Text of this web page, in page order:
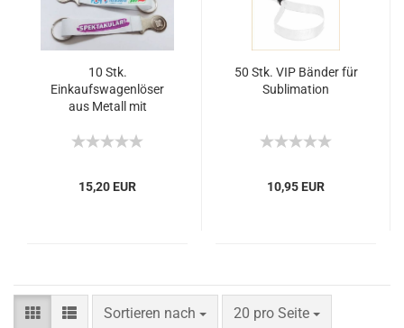
10 Stk.
Einkaufswagenlöser
aus Metall mit
15,20 EUR
50 Stk. VIP Bänder für
Sublimation
10,95 EUR
Sortieren nach 20 pro Seite